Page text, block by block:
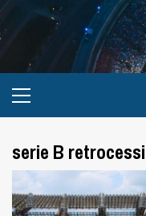
serie B